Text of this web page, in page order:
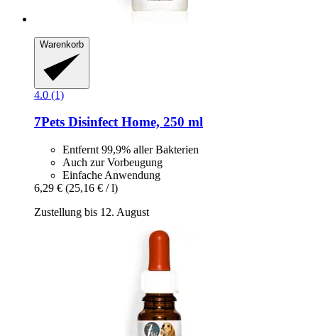
Warenkorb
4.0 (1)
7Pets Disinfect Home, 250 ml
Entfernt 99,9% aller Bakterien
Auch zur Vorbeugung
Einfache Anwendung
6,29 € (25,16 € / l)
Zustellung bis 12. August